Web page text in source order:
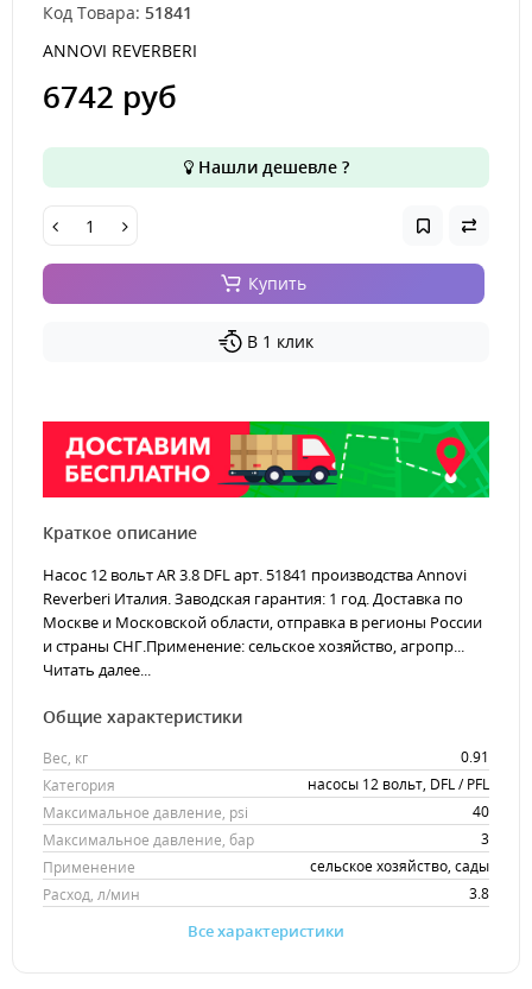
Код Товара: 51841
ANNOVI REVERBERI
6742 руб
Нашли дешевле ?
Купить
В 1 клик
Краткое описание
Насос 12 вольт AR 3.8 DFL арт. 51841 производства Annovi
Reverberi Италия. Заводская гарантия: 1 год. Доставка по
Москве и Московской области, отправка в регионы России
и страны СНГ.Применение: сельское хозяйство, агропр...
Читать далее...
Общие характеристики
Вес, кг
0.91
Категория
насосы 12 вольт, DFL / PFL
Максимальное давление, psi
40
Максимальное давление, бар
3
Применение
сельское хозяйство, сады
Расход, л/мин
3.8
Все характеристики